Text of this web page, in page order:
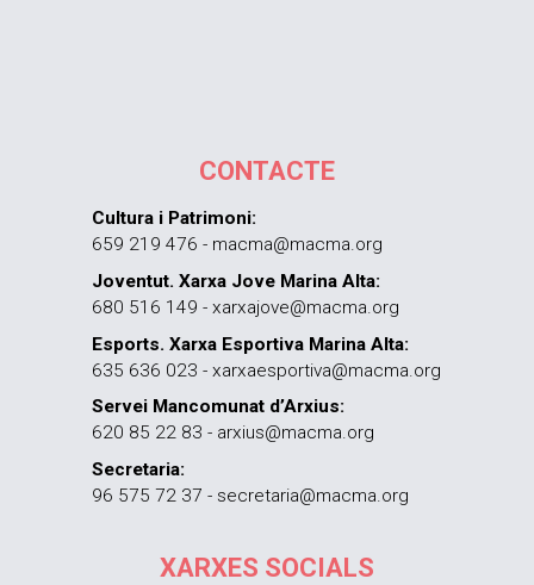
CONTACTE
Cultura i Patrimoni:
659 219 476 - macma@macma.org
Joventut. Xarxa Jove Marina Alta:
680 516 149 - xarxajove@macma.org
Esports. Xarxa Esportiva Marina Alta:
635 636 023 - xarxaesportiva@macma.org
Servei Mancomunat d’Arxius:
620 85 22 83 - arxius@macma.org
Secretaria:
96 575 72 37 - secretaria@macma.org
XARXES SOCIALS